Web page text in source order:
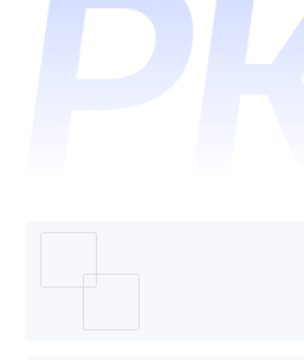
和企
营销